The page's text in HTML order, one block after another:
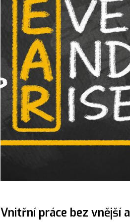
Vnitřní práce bez vnější